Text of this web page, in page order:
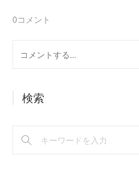
0コメント
検索